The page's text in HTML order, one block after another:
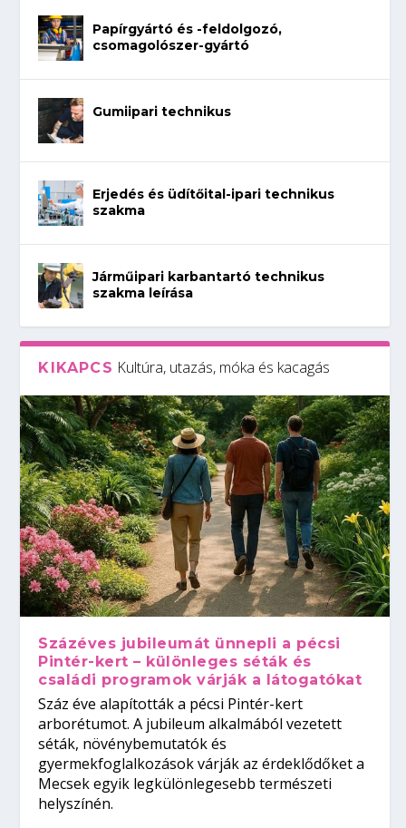
Papírgyártó és -feldolgozó,
csomagolószer-gyártó
Gumiipari technikus
Erjedés és üdítőital-ipari technikus
szakma
Járműipari karbantartó technikus
szakma leírása
KIKAPCS Kultúra, utazás, móka és kacagás
Százéves jubileumát ünnepli a pécsi
Pintér-kert – különleges séták és
családi programok várják a látogatókat
Száz éve alapították a pécsi Pintér-kert
arborétumot. A jubileum alkalmából vezetett
séták, növénybemutatók és
gyermekfoglalkozások várják az érdeklődőket a
Mecsek egyik legkülönlegesebb természeti
helyszínén.